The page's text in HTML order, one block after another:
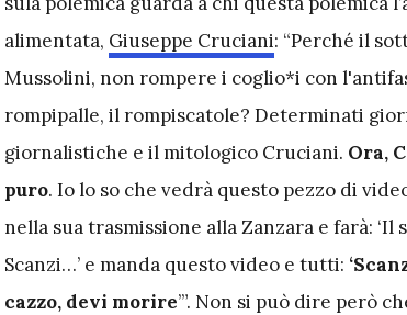
alimentata, Giuseppe Cruciani: “Perché il
Mussolini, non rompere i coglio*i con
rompipalle, il rompiscatole? Determinati
giornalistiche e il mitologico Cruciani. Ora,
puro. Io lo so che vedrà questo pezzo di
nella sua trasmissione alla Zanzara e farà:
Scanzi…’ e manda questo video e tutti:
cazzo, devi morire’”. Non si può dire però